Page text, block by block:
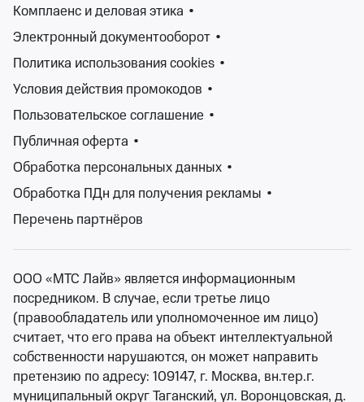
К сожалению, мы ничего не нашли
Попробуйте изменить ваш запрос
Изменить фильтры
Фестивали – это уникальные события, которые
притягивают множество посетителей. Они могут
проводится как в закрытых помещениях, так и на
открытом воздухе. Традиционно фестивали
считаются музыкальными, на которых выступают
творческие группы, однако сейчас на выбор зрителю
предлагаются фестивали искусств, кино, творчества,
театральные, фестивали молодежи, детские и
множество других.
На сайте Ticketland.ru Вы как раз сможете найти
Комплаенс и деловая этика •
Электронный документооборот •
Политика использования cookies •
Условия действия промокодов •
Пользовательское соглашение •
Публичная оферта •
Обработка персональных данных •
Обработка ПДн для получения рекламы •
Перечень партнёров
ООО «МТС Лайв» является информационным
посредником. В случае, если третье лицо
(правообладатель или уполномоченное им лицо)
считает, что его права на объект интеллектуальной
собственности нарушаются, он может направить
претензию по адресу: 109147, г. Москва, вн.тер.г.
муниципальный округ Таганский, ул. Воронцовская, д.